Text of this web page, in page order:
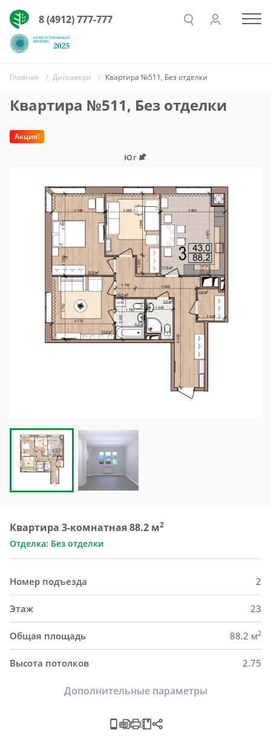
8 (4912) 777-777
Главная Дискавери Квартира №511, Без отделки
Квартира №511, Без отделки
Акция!
Юг
Квартира 3-комнатная 88.2 м2
Отделка: Без отделки
Номер подъезда 2
Этаж 23
Общая площадь 88.2 м2
Высота потолков 2.75
Дополнительные параметры